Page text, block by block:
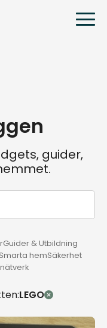
guider,
Guider & Utbildning
Smarta hemSäkerhet
LEGO